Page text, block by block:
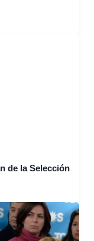
de la Selección